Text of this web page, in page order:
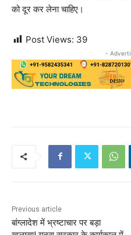
को दूर कर लेना चाहिए।
Post Views: 39
-
Previous article
बांग्लादेश में भ्रष्टाचार पर बड़ा